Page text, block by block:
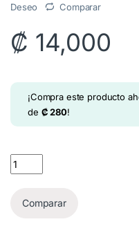
Deseo Comparar
₡ 14,000
¡Compra este producto
de ₡280!
GuoGuan Xinghen TSM
Comparar